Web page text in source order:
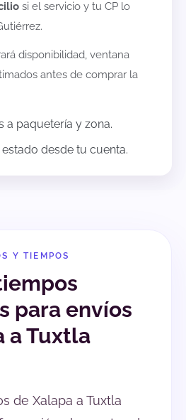
si el servicio y tu CP lo
.
disponibilidad, ventana
antes de comprar la
a paquetería y zona.
desde tu cuenta.
Y TIEMPOS
para envíos
a Tuxtla
de Xalapa a Tuxtla